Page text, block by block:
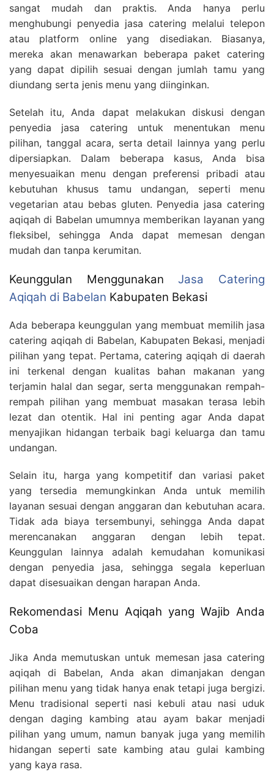
sangat mudah dan praktis. Anda hanya perlu
menghubungi penyedia jasa catering melalui telepon
atau platform online yang disediakan. Biasanya,
mereka akan menawarkan beberapa paket catering
yang dapat dipilih sesuai dengan jumlah tamu yang
diundang serta jenis menu yang diinginkan.
Setelah itu, Anda dapat melakukan diskusi dengan
penyedia jasa catering untuk menentukan menu
pilihan, tanggal acara, serta detail lainnya yang perlu
dipersiapkan. Dalam beberapa kasus, Anda bisa
menyesuaikan menu dengan preferensi pribadi atau
kebutuhan khusus tamu undangan, seperti menu
vegetarian atau bebas gluten. Penyedia jasa catering
aqiqah di Babelan umumnya memberikan layanan yang
fleksibel, sehingga Anda dapat memesan dengan
mudah dan tanpa kerumitan.
Keunggulan Menggunakan Jasa Catering
Aqiqah di Babelan Kabupaten Bekasi
Ada beberapa keunggulan yang membuat memilih jasa
catering aqiqah di Babelan, Kabupaten Bekasi, menjadi
pilihan yang tepat. Pertama, catering aqiqah di daerah
ini terkenal dengan kualitas bahan makanan yang
terjamin halal dan segar, serta menggunakan rempah-
rempah pilihan yang membuat masakan terasa lebih
lezat dan otentik. Hal ini penting agar Anda dapat
menyajikan hidangan terbaik bagi keluarga dan tamu
undangan.
Selain itu, harga yang kompetitif dan variasi paket
yang tersedia memungkinkan Anda untuk memilih
layanan sesuai dengan anggaran dan kebutuhan acara.
Tidak ada biaya tersembunyi, sehingga Anda dapat
merencanakan anggaran dengan lebih tepat.
Keunggulan lainnya adalah kemudahan komunikasi
dengan penyedia jasa, sehingga segala keperluan
dapat disesuaikan dengan harapan Anda.
Rekomendasi Menu Aqiqah yang Wajib Anda
Coba
Jika Anda memutuskan untuk memesan jasa catering
aqiqah di Babelan, Anda akan dimanjakan dengan
pilihan menu yang tidak hanya enak tetapi juga bergizi.
Menu tradisional seperti nasi kebuli atau nasi uduk
dengan daging kambing atau ayam bakar menjadi
pilihan yang umum, namun banyak juga yang memilih
hidangan seperti sate kambing atau gulai kambing
yang kaya rasa.